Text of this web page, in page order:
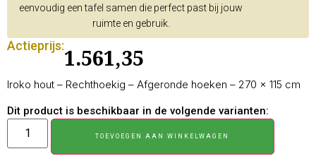
eenvoudig een tafel samen die perfect past bij jouw
ruimte en gebruik.
Actieprijs:
1.561,35
Iroko hout – Rechthoekig – Afgeronde hoeken – 270 × 115 cm
Dit product is beschikbaar in de volgende varianten:
TOEVOEGEN AAN WINKELWAGEN